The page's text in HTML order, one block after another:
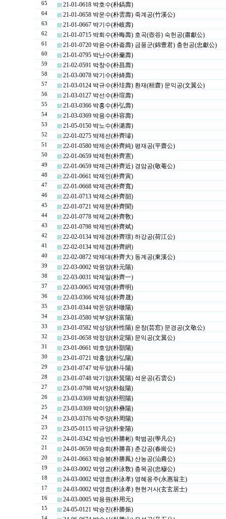
65 21-01-0618 박호수(朴鎬壽)
64 21-01-0658 박운수(朴雲壽) 죽계공(竹溪公)
63 21-01-0667 박기수(朴岐壽)
62 21-01-0715 박회수(朴晦壽) 호곡(壺谷) 숙헌공(肅獻公)
61 21-01-0720 박윤수(朴崙壽) 금풍군(錦豊君) 충헌공(忠獻公)
60 21-01-0795 박난수(朴蘭壽)
59 21-02-0591 박창수(朴昌壽)
58 21-03-0078 박기수(朴綺壽)
57 21-03-0124 박규수(朴珪壽) 환재(桓齋) 문익공(文翼公)
56 21-03-0127 박선수(朴瑄壽)
55 21-03-0366 박홍수(朴弘壽)
54 21-03-0369 박용수(朴容壽)
53 21-05-0150 박노수(朴潞壽)
52 22-01-0275 박제선(朴齊璿)
51 22-01-0580 박제순(朴齊純) 평재공(平齋公)
50 22-01-0659 박제헌(朴齊憲)
49 22-01-0659 박제근(朴齊近) 경암공(敬菴公)
48 22-01-0661 박제인(朴齊寅)
47 22-01-0668 박제관(朴齊寬)
46 22-01-0713 박제소(朴齊韶)
45 22-01-0721 박제문(朴齊聞)
44 22-01-0778 박제교(朴齊敎)
43 22-01-0798 박제빈(朴齊斌)
42 22-02-0134 박제경(朴齊璟) 하강공(荷江公)
41 22-02-0134 박제경(朴齊絅)
40 22-02-0872 박제대(朴齊大) 동계공(東溪公)
39 22-03-0002 박원양(朴元陽)
38 22-03-0031 박제일(朴齊一)
37 22-03-0065 박제명(朴齊明)
36 22-03-0366 박제성(朴齊晟)
35 23-01-0344 박돈양(朴暾陽)
34 23-01-0580 박부양(朴富陽)
33 23-01-0582 박성양(朴性陽) 운창(芸窓) 문경공(文敬公)
32 23-01-0658 박정양(朴定陽) 문익공(文翼公)
31 23-01-0661 박호양(朴顥陽)
30 23-01-0721 박홍양(朴弘陽)
29 23-01-0747 박두양(朴斗陽)
28 23-01-0748 박기양(朴箕陽) 석운공(石雲公)
27 23-01-0798 박서양(朴敍陽)
26 23-03-0369 박희양(朴熙陽)
25 23-03-0369 박이양(朴彝陽)
24 23-03-0376 박주양(朴周陽)
23 23-05-0115 박규양(朴奎陽)
22 24-01-0342 박승빈(朴勝彬) 학범공(學凡公)
21 24-01-0659 박승희(朴勝喜) 춘강공(春崗公)
20 24-01-0663 박승봉(朴勝鳳) 산농공(汕農公)
19 24-03-0002 박영교(朴泳敎) 충목공(忠穆公)
18 24-03-0002 박영효(朴泳孝) 영혜옹주(永惠翁主)
17 24-03-0002 박영효(朴泳孝) 현현거사(玄玄居士)
16 24-03-0005 박용원(朴用元)
15 24-05-0121 박승진(朴勝振)